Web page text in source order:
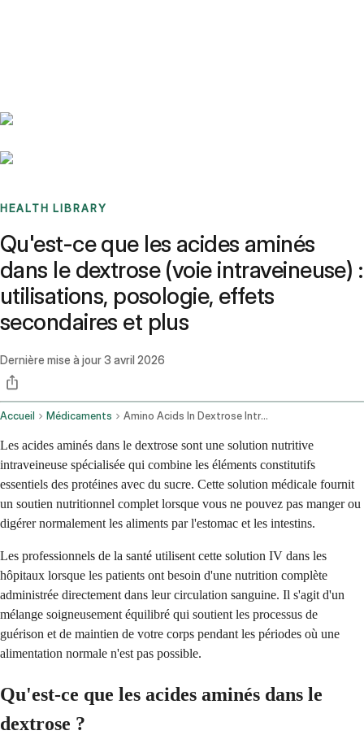
HEALTH LIBRARY
Qu'est-ce que les acides aminés
dans le dextrose (voie intraveineuse) :
utilisations, posologie, effets
secondaires et plus
Dernière mise à jour3 avril 2026
Accueil Médicaments Amino Acids In Dextrose Intravenous Route
Les acides aminés dans le dextrose sont une solution nutritive
intraveineuse spécialisée qui combine les éléments constitutifs
essentiels des protéines avec du sucre. Cette solution médicale fournit
un soutien nutritionnel complet lorsque vous ne pouvez pas manger ou
digérer normalement les aliments par l'estomac et les intestins.
Les professionnels de la santé utilisent cette solution IV dans les
hôpitaux lorsque les patients ont besoin d'une nutrition complète
administrée directement dans leur circulation sanguine. Il s'agit d'un
mélange soigneusement équilibré qui soutient les processus de
guérison et de maintien de votre corps pendant les périodes où une
alimentation normale n'est pas possible.
Qu'est-ce que les acides aminés dans le
dextrose ?